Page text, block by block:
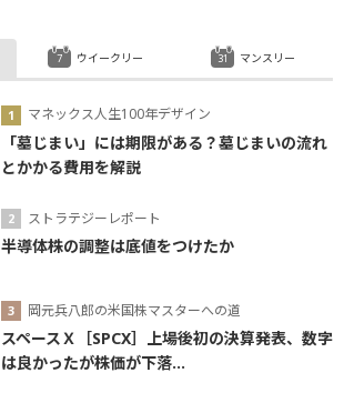
マネックス人生100年デザイン
「墓じまい」には期限がある？墓じまいの流れ
とかかる費用を解説
ストラテジーレポート
半導体株の調整は底値をつけたか
岡元兵八郎の米国株マスターへの道
スペースＸ［SPCX］上場後初の決算発表、数字
は良かったが株価が下落...
ウイークリー マンスリー